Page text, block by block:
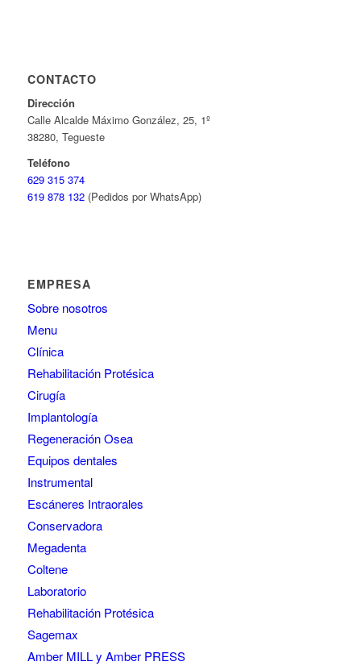
CONTACTO
Dirección
Calle Alcalde Máximo González, 25, 1º
38280, Tegueste
Teléfono
629 315 374
619 878 132(Pedidos por WhatsApp)
EMPRESA
Sobre nosotros
Menu
Clínica
Rehabilitación Protésica
Cirugía
Implantología
Regeneración Osea
Equipos dentales
Instrumental
Escáneres Intraorales
Conservadora
Megadenta
Coltene
Laboratorio
Rehabilitación Protésica
Sagemax
Amber MILL y Amber PRESS